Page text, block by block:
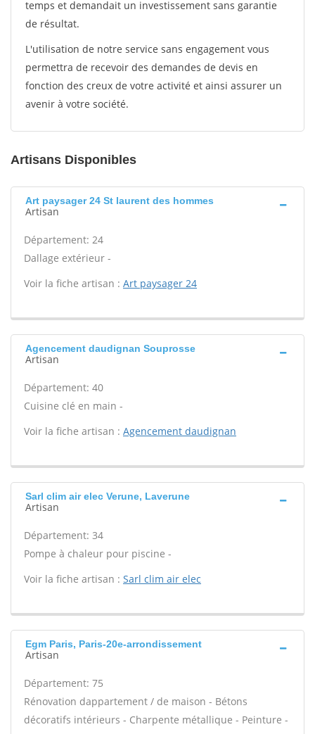
temps et demandait un investissement sans garantie
de résultat.
L'utilisation de notre service sans engagement vous
permettra de recevoir des demandes de devis en
fonction des creux de votre activité et ainsi assurer un
avenir à votre société.
Artisans Disponibles
Art paysager 24 St laurent des hommes
Artisan
Département: 24
Dallage extérieur -
Voir la fiche artisan : Art paysager 24
Agencement daudignan Souprosse
Artisan
Département: 40
Cuisine clé en main -
Voir la fiche artisan : Agencement daudignan
Sarl clim air elec Verune, Laverune
Artisan
Département: 34
Pompe à chaleur pour piscine -
Voir la fiche artisan : Sarl clim air elec
Egm Paris, Paris-20e-arrondissement
Artisan
Département: 75
Rénovation dappartement / de maison - Bétons
décoratifs intérieurs - Charpente métallique - Peinture -